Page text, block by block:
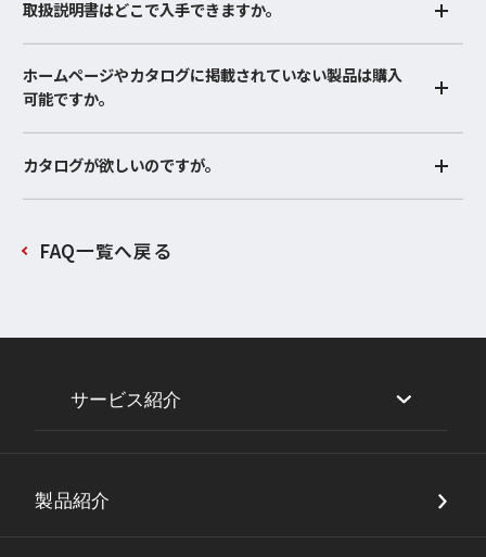
取扱説明書はどこで入手できますか。
ホームページやカタログに掲載されていない製品は購入
可能ですか。
カタログが欲しいのですが。
FAQ一覧へ戻る
サービス紹介
DX・店舗ソリューション
製品紹介